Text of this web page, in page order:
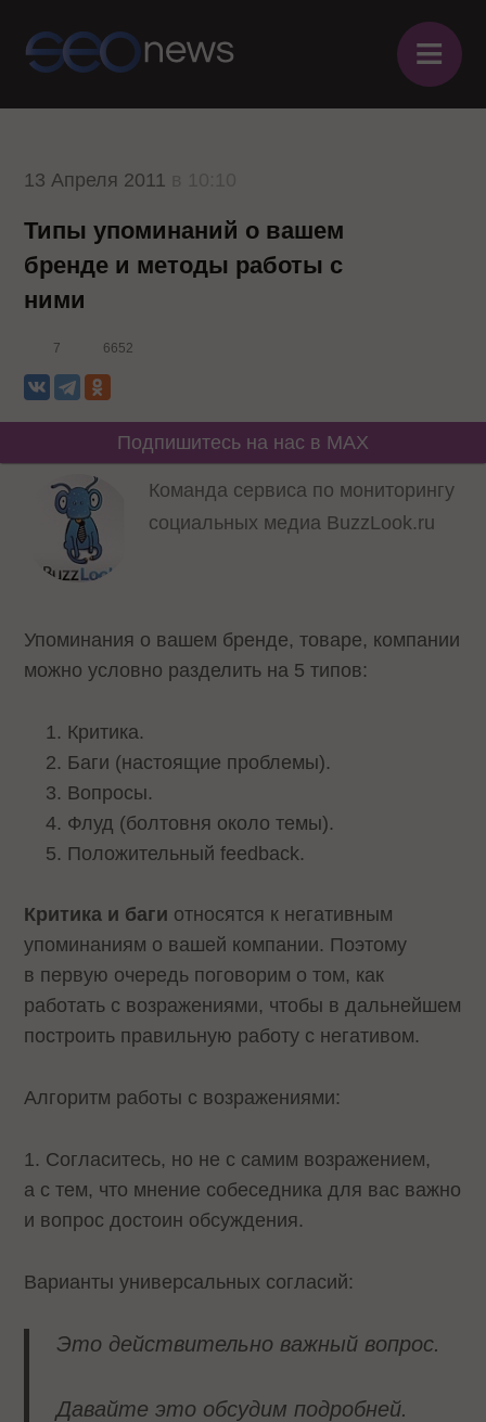
≡
13 Апреля 2011
Типы упоминаний о вашем
бренде и методы работы с
ними
7 6652
Подпишитесь на нас в MAX
Команда сервиса по мониторингу
социальных медиа BuzzLook.ru
Упоминания о вашем бренде, товаре, компании
можно условно разделить на 5 типов:
Критика.
Баги (настоящие проблемы).
Вопросы.
Флуд (болтовня около темы).
Положительный feedback.
Критика и баги относятся к негативным
упоминаниям о вашей компании. Поэтому
в первую очередь поговорим о том, как
работать с возражениями, чтобы в дальнейшем
построить правильную работу с негативом.
Алгоритм работы с возражениями:
1. Согласитесь, но не с самим возражением,
а с тем, что мнение собеседника для вас важно
и вопрос достоин обсуждения.
Варианты универсальных согласий:
Это действительно важный вопрос.
Давайте это обсудим подробней.